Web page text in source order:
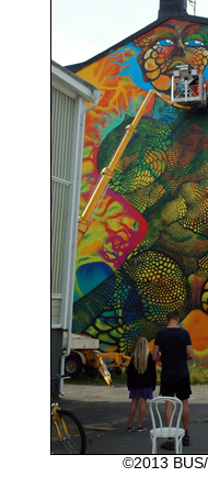
©2013